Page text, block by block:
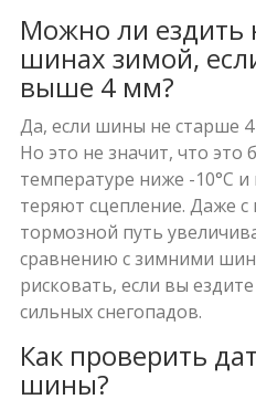
Можно ли ездить
шинах зимой,
выше 4 мм?
Да, если шины не старше
Но это не значит, что это
температуре ниже -10°C и
теряют сцепление. Даже
тормозной путь
сравнению с зимними
рисковать, если вы
сильных снегопадов.
Как проверить
шины?